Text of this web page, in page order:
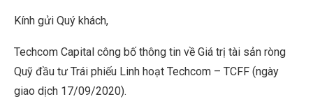
Kính gửi Quý khách,
Techcom Capital công bố thông tin về Giá trị tài sản ròng
Quỹ đầu tư Trái phiếu Linh hoạt Techcom – TCFF (ngày
giao dịch 17/09/2020).